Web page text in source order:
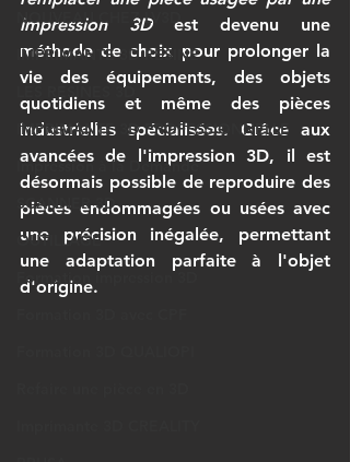
NOUVEAU CHEZ LV3D
IMPRIMANTE 3D RESINE
LES RESINES 3D
IMPRIMANTE 3D PROFESSIONNELLE
Impression à la Demande
SCANNER 3D
OUTILLAGE
Formation impression 3D
impression 3D est devenu une
méthode de choix pour prolonger la
vie des équipements, des objets
quotidiens et même des pièces
industrielles spécialisées. Grâce aux
avancées de l'impression 3D, il est
désormais possible de reproduire des
pièces endommagées ou usées avec
une précision inégalée, permettant
une adaptation parfaite à l'objet
d'origine.